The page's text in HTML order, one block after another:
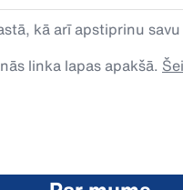
kā arī apstiprinu
linka lapas apakšā.